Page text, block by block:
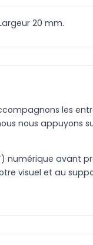
20 mm.
les
nous appuyons
numérique avant
visuel et au